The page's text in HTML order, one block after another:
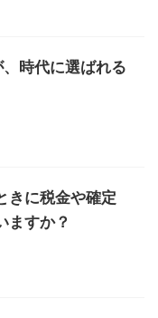
時代に選ばれる
きに税金や確定
ますか？